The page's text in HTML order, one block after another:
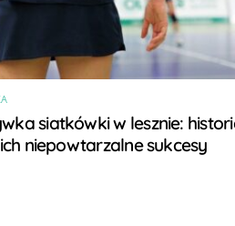
siatkówki w lesznie:
niepowtarzalne sukcesy